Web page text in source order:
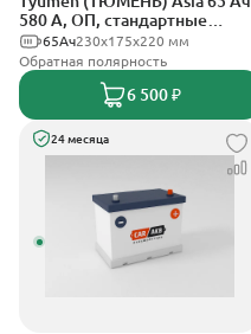
580 А, ОП, стандартные
клеммы230x175x220 мм
65Ач
Обратная полярность
6 500 ₽
24 месяца